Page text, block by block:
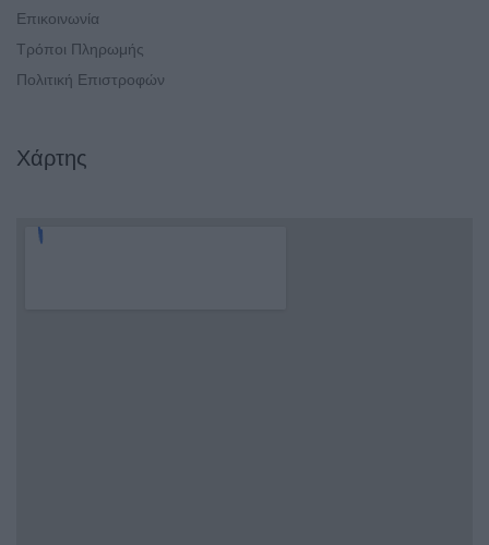
Επικοινωνία
Τρόποι Πληρωμής
Πολιτική Επιστροφών
Χάρτης